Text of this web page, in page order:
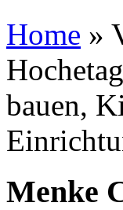
Home »
bauen,
Menke